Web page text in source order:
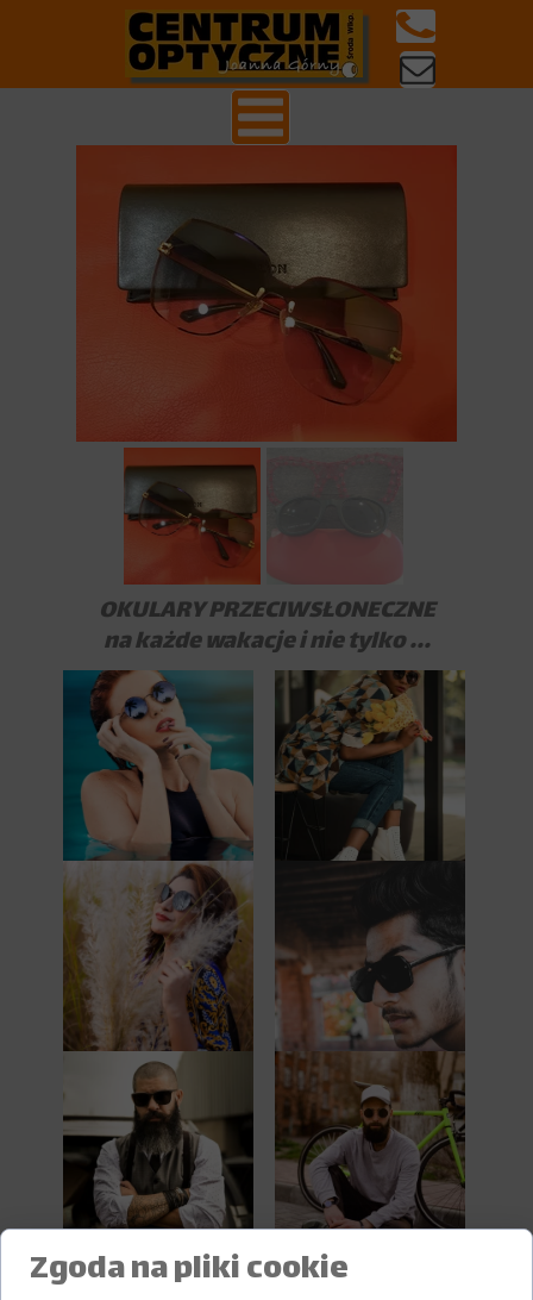
OKULARY PRZECIWSŁONECZNE
na każde wakacje i nie tylko ...
Zgoda na pliki cookie